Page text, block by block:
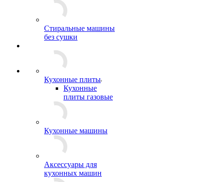
Стиральные машины
без сушки
Кухонные плиты
Кухонные
плиты газовые
Кухонные машины
Аксессуары для
кухонных машин